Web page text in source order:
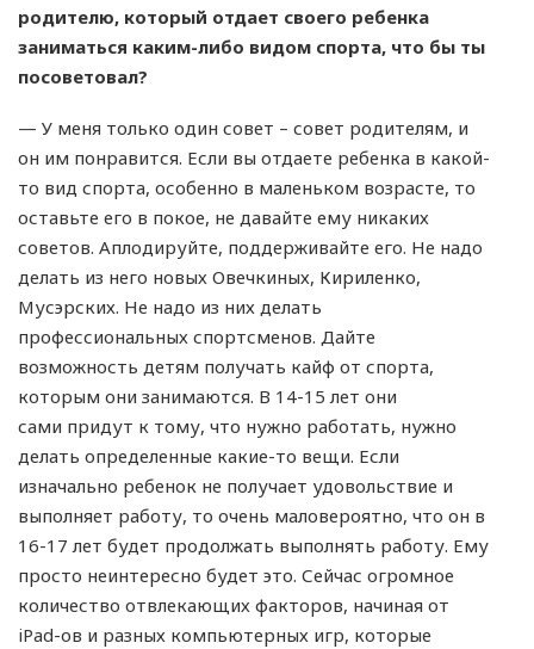
родителю, который отдает своего ребенка
заниматься каким-либо видом спорта, что бы ты
посоветовал?
— У меня только один совет – совет родителям, и
он им понравится. Если вы отдаете ребенка в какой-
то вид спорта, особенно в маленьком возрасте, то
оставьте его в покое, не давайте ему никаких
советов. Аплодируйте, поддерживайте его. Не надо
делать из него новых Овечкиных, Кириленко,
Мусэрских. Не надо из них делать
профессиональных спортсменов. Дайте
возможность детям получать кайф от спорта,
которым они занимаются. В 14-15 лет они
сами придут к тому, что нужно работать, нужно
делать определенные какие-то вещи. Если
изначально ребенок не получает удовольствие и
выполняет работу, то очень маловероятно, что он в
16-17 лет будет продолжать выполнять работу. Ему
просто неинтересно будет это. Сейчас огромное
количество отвлекающих факторов, начиная от
iPad-ов и разных компьютерных игр, которые